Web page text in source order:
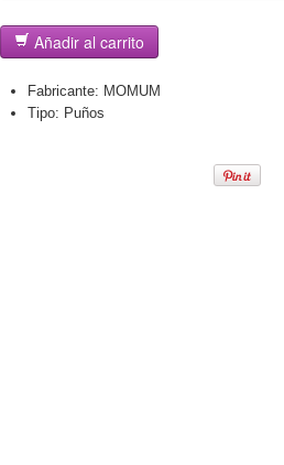
Añadir al carrito
Fabricante: MOMUM
Tipo: Puños